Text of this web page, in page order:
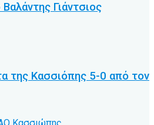
Γιάντσιος
της Κασσιόπης 5-0 από τον